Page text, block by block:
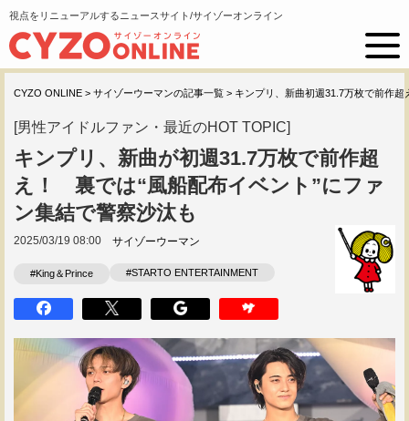
視点をリニューアルするニュースサイト/サイゾーオンライン
CYZO ONLINE > サイゾーウーマンの記事一覧 > キンプリ、新曲初週31.7万枚で前作超
[男性アイドルファン・最近のHOT TOPIC]
キンプリ、新曲が初週31.7万枚で前作超
え！ 裏では“風船配布イベント”にファ
ン集結で警察沙汰も
2025/03/19 08:00 サイゾーウーマン
#King＆Prince #STARTO ENTERTAINMENT